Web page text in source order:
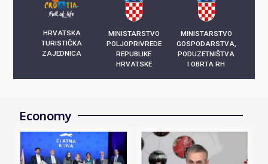
HRVATSKA
TURISTIČKA
ZAJEDNICA
MINISTARSTVO
POLJOPRIVREDE
REPUBLIKE
HRVATSKE
MINISTARSTVO
GOSPODARSTVA,
PODUZETNIŠTVA
I OBRTA RH
Economy